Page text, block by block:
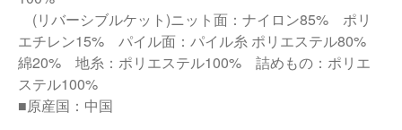
(リバーシブルケット)ニット面：ナイロン85% ポリ
エチレン15% パイル面：パイル糸 ポリエステル80%
綿20% 地糸：ポリエステル100% 詰めもの：ポリエ
ステル100%
■原産国：中国